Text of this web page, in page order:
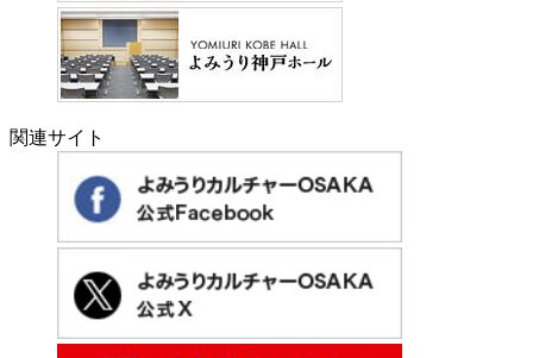
関連サイト